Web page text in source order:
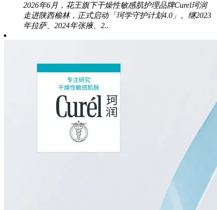
2026年6月，花王旗下干燥性敏感肌护理品牌Curel珂润
走进陕西榆林，正式启动「珂学守护计划4.0」。继2023
年拉萨、2024年张掖、2..